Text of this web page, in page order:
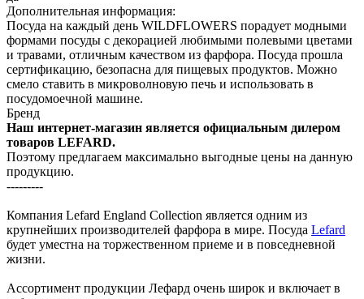
Дополнительная информация:
Посуда на каждый день WILDFLOWERS порадует модными
формами посуды с декорацией любимыми полевыми цветами
и травами, отличным качеством из фарфора. Посуда прошла
сертификацию, безопасна для пищевых продуктов. Можно
смело ставить в микроволновую печь и использовать в
посудомоечной машине.
Бренд
Наш интернет-магазин является официальным дилером
товаров LEFARD.
Поэтому предлагаем максимально выгодные цены на данную
продукцию.
---------
Компания Lefard England Collection является одним из
крупнейших производителей фарфора в мире. Посуда Lefard
будет уместна на торжественном приеме и в повседневной
жизни.
Ассортимент продукции Лефард очень широк и включает в